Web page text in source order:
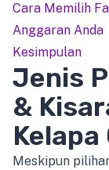
Cara Memilih
Anggaran Anda
Kesimpulan
Jenis
&
Kelapa
Meskipun